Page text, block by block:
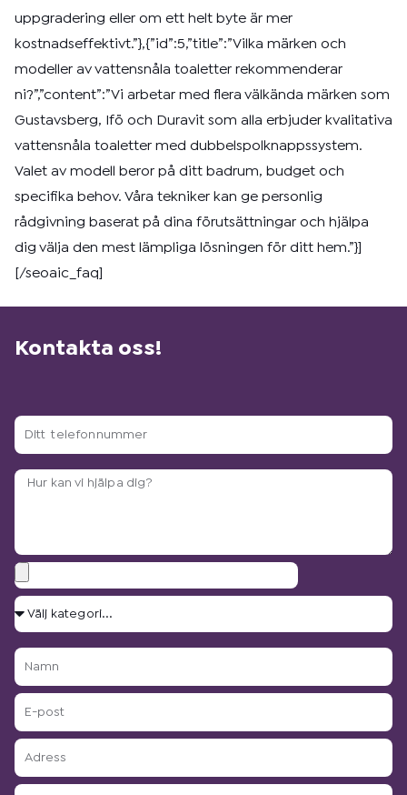
uppgradering eller om ett helt byte är mer
kostnadseffektivt.”},{”id”:5,”title”:”Vilka märken och
modeller av vattensnåla toaletter rekommenderar
ni?”,”content”:”Vi arbetar med flera välkända märken som
Gustavsberg, Ifö och Duravit som alla erbjuder kvalitativa
vattensnåla toaletter med dubbelspolknappssystem.
Valet av modell beror på ditt badrum, budget och
specifika behov. Våra tekniker kan ge personlig
rådgivning baserat på dina förutsättningar och hjälpa
dig välja den mest lämpliga lösningen för ditt hem.”}]
[/seoaic_faq]
Kontakta oss!
Ditt
Arbetsbeskrivning?
Bilagor
Välj
Namn
E-
post
Adress
Postnummer